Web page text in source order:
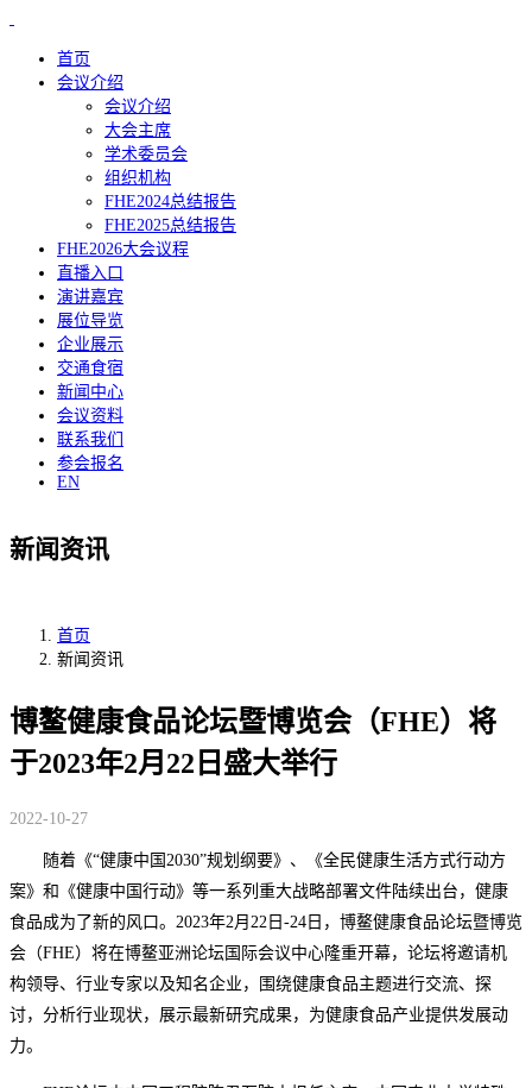
首页
会议介绍
会议介绍
大会主席
学术委员会
组织机构
FHE2024总结报告
FHE2025总结报告
FHE2026大会议程
直播入口
演讲嘉宾
展位导览
企业展示
交通食宿
新闻中心
会议资料
联系我们
参会报名
EN
新闻资讯
首页
新闻资讯
博鳌健康食品论坛暨博览会（FHE）将
于2023年2月22日盛大举行
2022-10-27
随着《“健康中国2030”规划纲要》、《全民健康生活方式行动方
案》和《健康中国行动》等一系列重大战略部署文件陆续出台，健康
食品成为了新的风口。2023年2月22日-24日，博鳌健康食品论坛暨博览
会（FHE）将在博鳌亚洲论坛国际会议中心隆重开幕，论坛将邀请机
构领导、行业专家以及知名企业，围绕健康食品主题进行交流、探
讨，分析行业现状，展示最新研究成果，为健康食品产业提供发展动
力。